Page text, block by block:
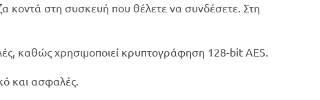
κοντά στη συσκευή που θέλετε να συνδέσετε. Στη
καθώς χρησιμοποιεί κρυπτογράφηση 128-bit AES.
και ασφαλές.